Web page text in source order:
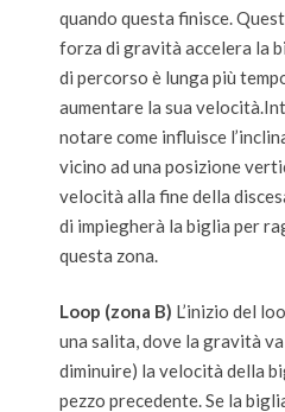
quando questa finisce.
forza di gravità accelera la
di percorso è lunga più
aumentare la sua
notare come influisce
vicino ad una posizione
velocità alla fine della
di impiegherà la biglia per
questa zona.
Loop (zona B) L’inizio del
una salita, dove la gravità
diminuire) la velocità della
pezzo precedente. Se la